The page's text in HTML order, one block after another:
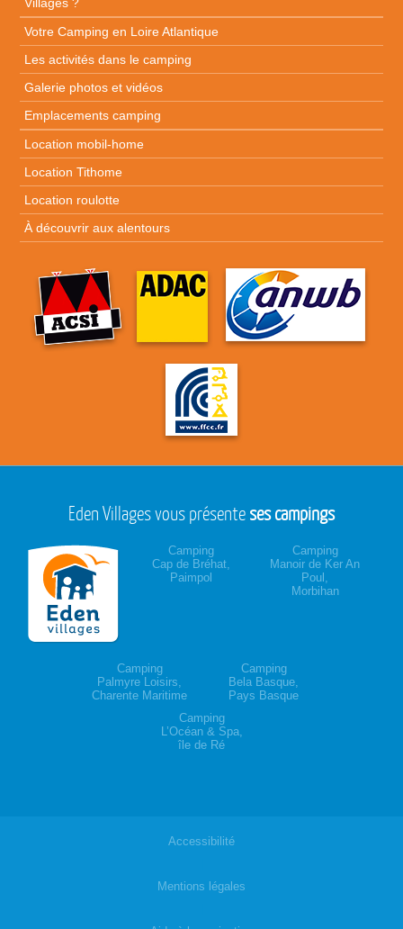
Votre Camping en Loire Atlantique
Les activités dans le camping
Galerie photos et vidéos
Emplacements camping
Location mobil-home
Location Tithome
Location roulotte
À découvrir aux alentours
Eden Villages vous présenteses campings
Camping
Cap de Bréhat,
Paimpol
Camping
Manoir de Ker An
Poul,
Morbihan
Camping
Palmyre Loisirs,
Charente Maritime
Camping
Bela Basque,
Pays Basque
Camping
L’Océan & Spa,
île de Ré
Accessibilité
Mentions légales